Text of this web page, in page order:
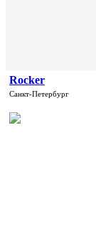
Rocker
Санкт-Петербург